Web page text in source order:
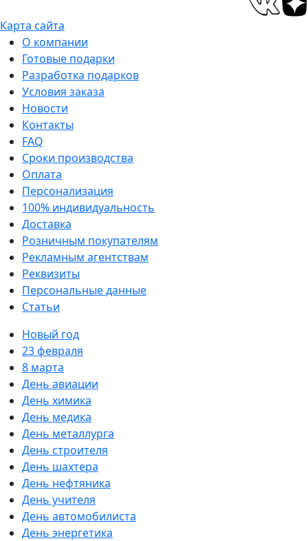
Карта сайта
О компании
Готовые подарки
Разработка подарков
Условия заказа
Новости
Контакты
FAQ
Сроки производства
Оплата
Персонализация
100% индивидуальность
Доставка
Розничным покупателям
Рекламным агентствам
Реквизиты
Персональные данные
Статьи
Новый год
23 февраля
8 марта
День авиации
День химика
День медика
День металлурга
День строителя
День шахтера
День нефтяника
День учителя
День автомобилиста
День энергетика